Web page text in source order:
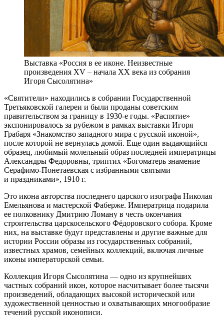
Выставка «Россия в ее иконе. Неизвестные
произведения XV – начала XX века из собрания
Игоря Сысолятина»
«Святители» находились в собрании Государственной
Третьяковской галереи и были проданы советским
правительством за границу в 1930-е годы. «Распятие»
экспонировалось за рубежом в рамках выставки Игоря
Грабаря «Знакомство западного мира с русской иконой»,
после которой не вернулась домой. Еще один выдающийся
образец, любимый молельный образ последней императрицы
Александры Федоровны, триптих «Богоматерь знамение
Серафимо-Понетаевская с избранными святыми
и праздниками», 1910 г.
Это икона авторства последнего царского изографа Николая
Емельянова и мастерской Фаберже. Императрица подарила
ее полковнику Дмитрию Ломану в честь окончания
строительства царскосельского Фёдоровского собора. Кроме
них, на выставке будут представлены и другие важные для
истории России образы из государственных собраний,
известных храмов, семейных коллекций, включая личные
иконы императорской семьи.
Коллекция Игоря Сысолятина — одно из крупнейших
частных собраний икон, которое насчитывает более тысячи
произведений, обладающих высокой исторической или
художественной ценностью и охватывающих многообразие
течений русской иконописи.